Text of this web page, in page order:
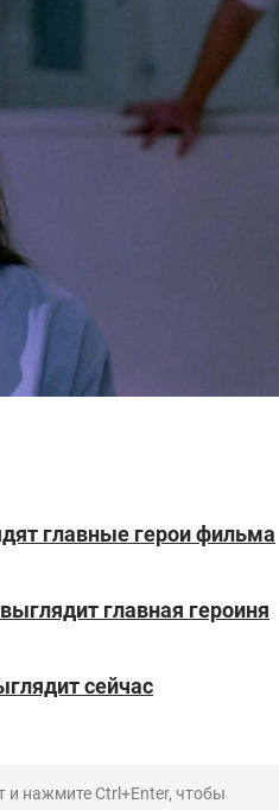
главные герои фильма
главная героиня
сейчас
и нажмите Ctrl+Enter, чтобы